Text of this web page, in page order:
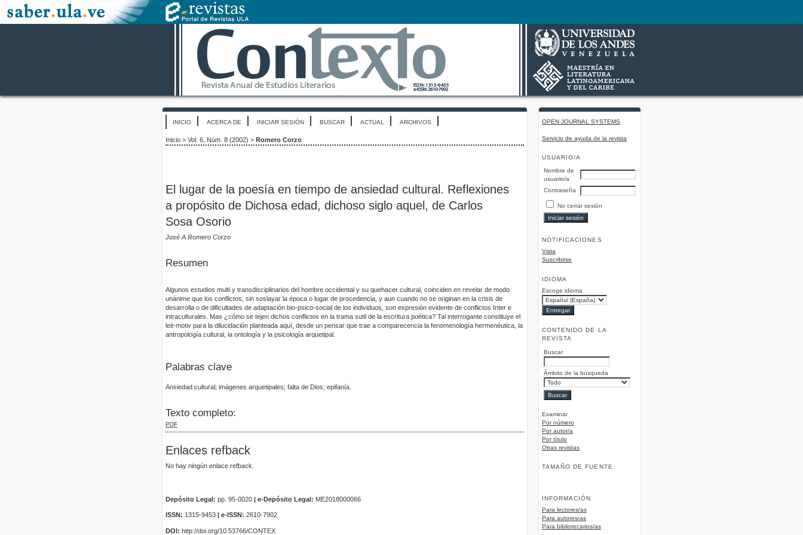
OPEN JOURNAL SYSTEMS
Servicio de ayuda de la revista
USUARIO/A
Nombre de
usuario/a
Contraseña
No cerrar sesión
NOTIFICACIONES
Vista
Suscribirse
IDIOMA
Escoge idioma
CONTENIDO DE LA
REVISTA
Buscar
Ámbito de la búsqueda
Examinar
Por número
Por autor/a
Por título
Otras revistas
TAMAÑO DE FUENTE
INFORMACIÓN
Para lectores/as
Para autores/as
Para bibliotecarios/as
INICIO ACERCA DE INICIAR SESIÓN BUSCAR ACTUAL ARCHIVOS
Inicio > Vol. 6, Núm. 8 (2002) > Romero Corzo
El lugar de la poesía en tiempo de ansiedad cultural. Reflexiones
a propósito de Dichosa edad, dichoso siglo aquel, de Carlos
Sosa Osorio
José A Romero Corzo
Resumen
Algunos estudios multi y transdisciplinarios del hombre occidental y su quehacer cultural, coinciden en revelar de modo
unánime que los conflictos, sin soslayar la época o lugar de procedencia, y aun cuando no se originan en la crisis de
desarrolla o de dificultades de adaptación bio-psico-social de los individuos, son expresión evidente de conflictos Inter e
intraculturales. Mas ¿cómo se tejen dichos conflictos en la trama sutil de la escritura poética? Tal interrogante constituye el
leit-motiv para la dilucidación planteada aquí, desde un pensar que trae a comparecencia la fenomenología hermenéutica, la
antropología cultural, la ontología y la psicología arquetipal.
Palabras clave
Ansiedad cultural; imágenes arquetipales; falta de Dios; epifanía.
Texto completo:
PDF
Enlaces refback
No hay ningún enlace refback.
Depósito Legal: pp. 95-0020 | e-Depósito Legal: ME2018000066
ISSN: 1315-9453 | e-ISSN: 2610-7902
DOI: http://doi.org/10.53766/CONTEX